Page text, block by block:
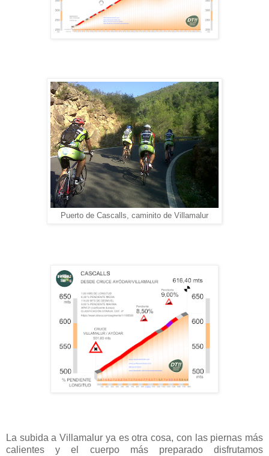
Puerto de Cascalls, caminito de Villamalur
La subida a Villamalur ya es otra cosa, con las piernas más
calientes y el cuerpo más preparado disfrutamos